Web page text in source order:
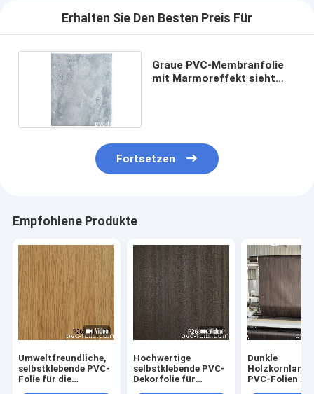
Erhalten Sie Den Besten Preis Für
Graue PVC-Membranfolie
mit Marmoreffekt sieht
Fortsetzen
Empfohlene Produkte
Umweltfreundliche,
selbstklebende PVC-
Folie für die
Hochwertige
selbstklebende PVC-
Dekorfolie für
Dunkle
PVC-Folien